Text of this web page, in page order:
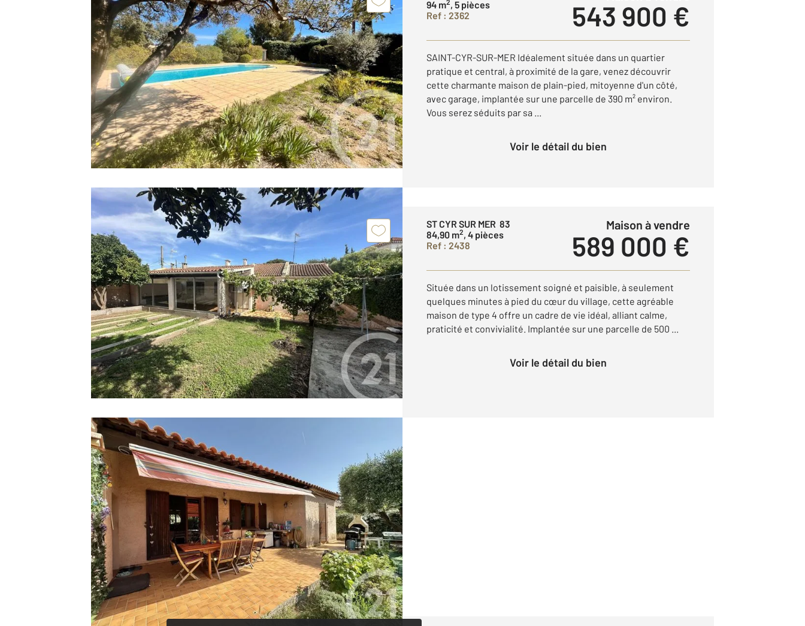
94 m2, 5 pièces
Ref : 2362
543 900 €
SAINT-CYR-SUR-MER Idéalement située dans un quartier
pratique et central, à proximité de la gare, venez découvrir
cette charmante maison de plain-pied, mitoyenne d'un côté,
avec garage, implantée sur une parcelle de 390 m² environ.
Vous serez séduits par sa ...
Voir le détail du bien
ST CYR SUR MER 83
84,90 m2, 4 pièces
Ref : 2438
Maison à vendre
589 000 €
Située dans un lotissement soigné et paisible, à seulement
quelques minutes à pied du cœur du village, cette agréable
maison de type 4 offre un cadre de vie idéal, alliant calme,
praticité et convivialité. Implantée sur une parcelle de 500 ...
Voir le détail du bien